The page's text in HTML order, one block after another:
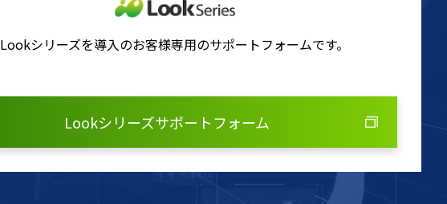
Lookシリーズを導入のお客様専用のサポートフォームです。
Lookシリーズサポートフォーム